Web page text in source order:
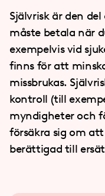
Självrisk är den
måste betala när
exempelvis vid
finns för att
missbrukas.
kontroll (till
myndigheter och
försäkra sig om att
berättigad till